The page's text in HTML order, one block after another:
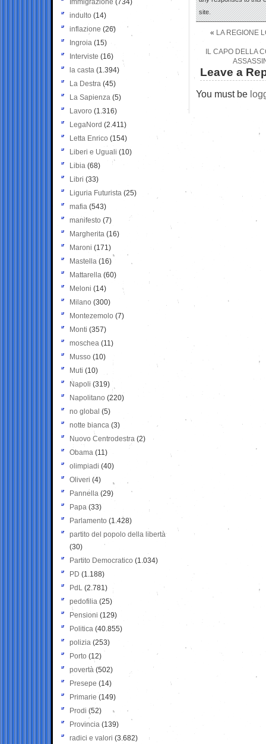
site.
« LA REGIONE
IL CAPO DELLA
Leave a
You must be
Immigrazione (734)
indulto (14)
inflazione (26)
Ingroia (15)
Interviste (16)
la casta (1.394)
La Destra (45)
La Sapienza (5)
Lavoro (1.316)
LegaNord (2.411)
Letta Enrico (154)
Liberi e Uguali (10)
Libia (68)
Libri (33)
Liguria Futurista (25)
mafia (543)
manifesto (7)
Margherita (16)
Maroni (171)
Mastella (16)
Mattarella (60)
Meloni (14)
Milano (300)
Montezemolo (7)
Monti (357)
moschea (11)
Musso (10)
Muti (10)
Napoli (319)
Napolitano (220)
no global (5)
notte bianca (3)
Nuovo Centrodestra (2)
Obama (11)
olimpiadi (40)
Oliveri (4)
Pannella (29)
Papa (33)
Parlamento (1.428)
partito del popolo della libertà
(30)
Partito Democratico (1.034)
PD (1.188)
PdL (2.781)
pedofilia (25)
Pensioni (129)
Politica (40.855)
polizia (253)
Porto (12)
povertà (502)
Presepe (14)
Primarie (149)
Prodi (52)
Provincia (139)
radici e valori (3.682)